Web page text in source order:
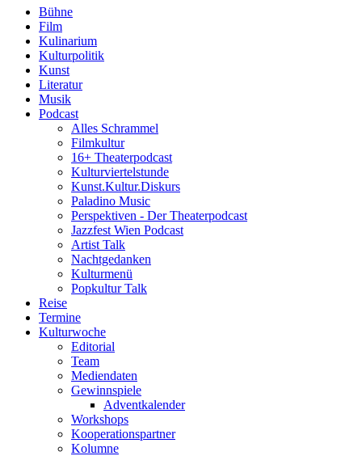
Bühne
Film
Kulinarium
Kulturpolitik
Kunst
Literatur
Musik
Podcast
Alles Schrammel
Filmkultur
16+ Theaterpodcast
Kulturviertelstunde
Kunst.Kultur.Diskurs
Paladino Music
Perspektiven - Der Theaterpodcast
Jazzfest Wien Podcast
Artist Talk
Nachtgedanken
Kulturmenü
Popkultur Talk
Reise
Termine
Kulturwoche
Editorial
Team
Mediendaten
Gewinnspiele
Adventkalender
Workshops
Kooperationspartner
Kolumne